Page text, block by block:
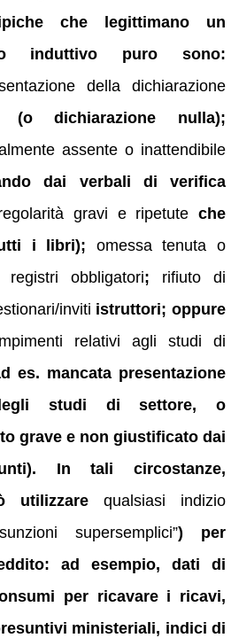
che legittimano un
induttivo puro sono:
della dichiarazione
dichiarazione nulla);
assente o inattendibile
dai verbali di verifica
gravi e ripetute che
i libri); omessa tenuta o
obbligatori; rifiuto di
inviti istruttori; oppure
relativi agli studi di
es. mancata presentazione
studi di settore, o
grave e non giustificato dai
. In tali circostanze,
utilizzarequalsiasi indizio
supersemplici”) per
ad esempio, dati di
per ricavare i ricavi,
ministeriali, indici di